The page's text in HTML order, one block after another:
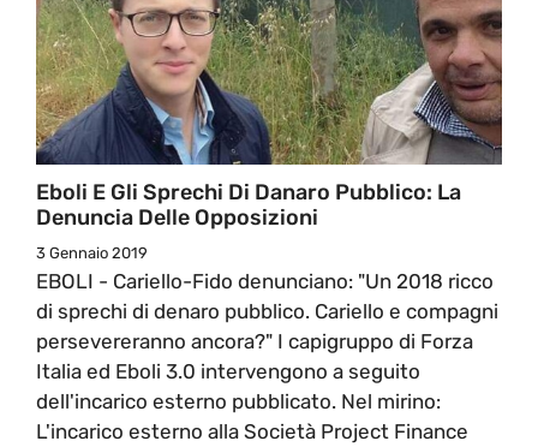
Eboli E Gli Sprechi Di Danaro Pubblico: La
Denuncia Delle Opposizioni
3 Gennaio 2019
EBOLI - Cariello-Fido denunciano: "Un 2018 ricco
di sprechi di denaro pubblico. Cariello e compagni
persevereranno ancora?" I capigruppo di Forza
Italia ed Eboli 3.0 intervengono a seguito
dell'incarico esterno pubblicato. Nel mirino:
L'incarico esterno alla Società Project Finance